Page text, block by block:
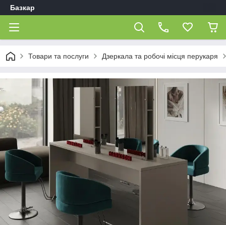
Базкар
Товари та послуги Дзеркала та робочі місця перукаря